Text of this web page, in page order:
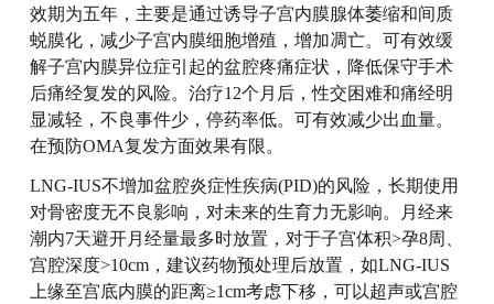
效期为五年，主要是通过诱导子宫内膜腺体萎缩和间质
蜕膜化，减少子宫内膜细胞增殖，增加凋亡。可有效缓
解子宫内膜异位症引起的盆腔疼痛症状，降低保守手术
后痛经复发的风险。治疗12个月后，性交困难和痛经明
显减轻，不良事件少，停药率低。可有效减少出血量。
在预防OMA复发方面效果有限。
LNG-IUS不增加盆腔炎症性疾病(PID)的风险，长期使用
对骨密度无不良影响，对未来的生育力无影响。月经来
潮内7天避开月经量最多时放置，对于子宫体积>孕8周、
宫腔深度>10cm，建议药物预处理后放置，如LNG-IUS
上缘至宫底内膜的距离≥1cm考虑下移，可以超声或宫腔